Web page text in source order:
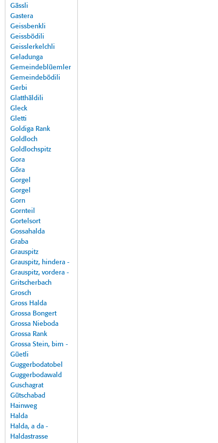
Gässli
Gastera
Geissbenkli
Geissbödili
Geisslerkelchli
Geladunga
Gemeindeblüemler
Gemeindebödili
Gerbi
Glatthäldili
Gleck
Gletti
Goldiga Rank
Goldloch
Goldlochspitz
Gora
Göra
Gorgel
Gorgel
Gorn
Gornteil
Gortelsort
Gossahalda
Graba
Grauspitz
Grauspitz, hindera -
Grauspitz, vordera -
Gritscherbach
Grosch
Gross Halda
Grossa Bongert
Grossa Nieboda
Grossa Rank
Grossa Stein, bim -
Güetli
Guggerbodatobel
Guggerbodawald
Guschagrat
Gütschabad
Hainweg
Halda
Halda, a da -
Haldastrasse